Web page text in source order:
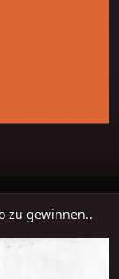
zu gewinnen..